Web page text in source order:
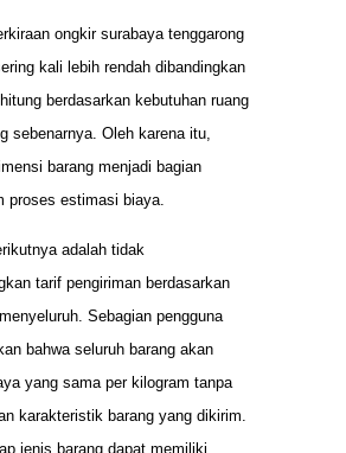
ongkir surabaya tenggarong
kali lebih rendah dibandingkan
berdasarkan kebutuhan ruang
sebenarnya. Oleh karena itu,
barang menjadi bagian
proses estimasi biaya.
adalah tidak
tarif pengiriman berdasarkan
Sebagian pengguna
bahwa seluruh barang akan
yang sama per kilogram tanpa
karakteristik barang yang dikirim.
jenis barang dapat memiliki